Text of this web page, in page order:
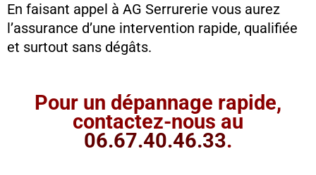
En faisant appel à AG Serrurerie vous aurez
l’assurance d’une intervention rapide, qualifiée
et surtout sans dégâts.
Pour un dépannage rapide,
contactez-nous au
06.67.40.46.33.